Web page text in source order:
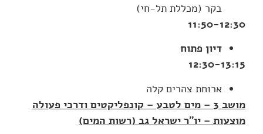
בקר (מכללת תל-חי)
11:50-12:30
דיון פתוח
12:30-13:15
ארוחת צהרים קלה
מושב 3 – מים לטבע – קונפליקטים ודרכי פעולה
מוצעות – יו"ר ישראל גב (רשות המים)